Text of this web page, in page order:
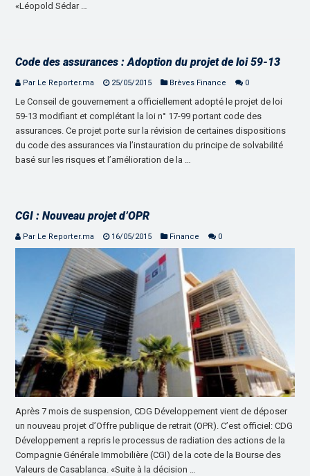
«Léopold Sédar …
Code des assurances : Adoption du projet de loi 59-13
Par Le Reporter.ma 25/05/2015 Brèves Finance 0
Le Conseil de gouvernement a officiellement adopté le projet de loi
59-13 modifiant et complétant la loi n° 17-99 portant code des
assurances. Ce projet porte sur la révision de certaines dispositions
du code des assurances via l’instauration du principe de solvabilité
basé sur les risques et l’amélioration de la …
CGI : Nouveau projet d’OPR
Par Le Reporter.ma 16/05/2015 Finance 0
Après 7 mois de suspension, CDG Développement vient de déposer
un nouveau projet d’Offre publique de retrait (OPR). C’est officiel: CDG
Développement a repris le processus de radiation des actions de la
Compagnie Générale Immobilière (CGI) de la cote de la Bourse des
Valeurs de Casablanca. «Suite à la décision …